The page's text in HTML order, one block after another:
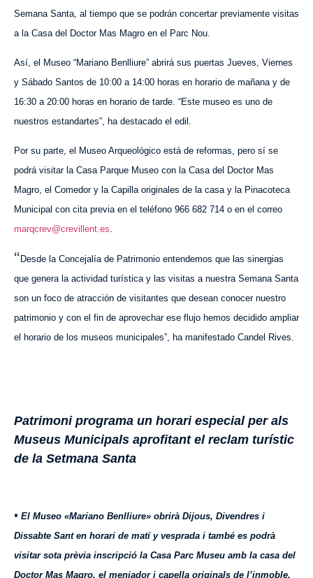
Semana Santa, al tiempo que se podrán concertar previamente visitas
a la Casa del Doctor Mas Magro en el Parc Nou.
Así, el Museo “Mariano Benlliure” abrirá sus puertas Jueves, Viernes
y Sábado Santos de 10:00 a 14:00 horas en horario de mañana y de
16:30 a 20:00 horas en horario de tarde. “Este museo es uno de
nuestros estandartes”, ha destacado el edil.
Por su parte, e l Museo Arqueológico está de reformas, pero sí se
podrá visitar la Casa Parque Museo con la Casa del Doctor Mas
Magro, el Comedor y la Capilla originales de la casa y la Pinacoteca
Municipal con cita previa en el teléfono 966 682 714 o en el correo
marqcrev@crevillent.es.
“Desde la Concejalía de Patrimonio entendemos que las sinergias
que genera la actividad turística y las visitas a nuestra Semana Santa
son un foco de atracción de visitantes que desean conocer nuestro
patrimonio y con el fin de aprovechar ese flujo hemos decidido ampliar
el horario de los museos municipales”, ha manifestado Candel Rives.
Patrimoni programa un horari especial per als
Museus Municipals aprofitant el reclam turístic
de la Setmana Santa
• El Museo «Mariano Benlliure» obrirà Dijous, Divendres i
Dissabte Sant en horari de matí y vesprada i també es podrà
visitar sota prèvia inscripció la Casa Parc Museu amb la casa del
Doctor Mas Magro, el menjador i capella originals de l’inmoble,